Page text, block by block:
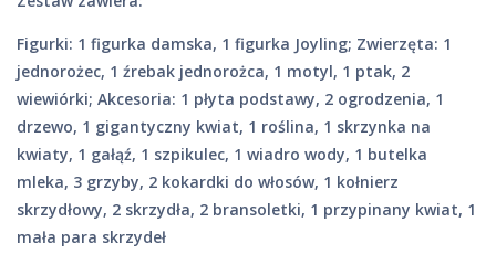
Figurki: 1 figurka damska, 1 figurka Joyling; Zwierzęta: 1
jednorożec, 1 źrebak jednorożca, 1 motyl, 1 ptak, 2
wiewiórki; Akcesoria: 1 płyta podstawy, 2 ogrodzenia, 1
drzewo, 1 gigantyczny kwiat, 1 roślina, 1 skrzynka na
kwiaty, 1 gałąź, 1 szpikulec, 1 wiadro wody, 1 butelka
mleka, 3 grzyby, 2 kokardki do włosów, 1 kołnierz
skrzydłowy, 2 skrzydła, 2 bransoletki, 1 przypinany kwiat, 1
mała para skrzydeł